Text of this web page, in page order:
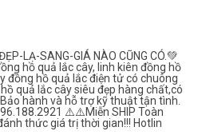
LẠ-SANG-GIÁ NÀO CŨNG CÓ.💚
hồ quả lắc cây, linh kiên đồng hồ
đồng hồ quả lắc điện tử có chuông
quả lắc cây siêu đẹp hàng chất,có
hành và hỗ trợ kỹ thuật tận tình.
⚠️⚠️Miễn SHIP Toàn
thức giá trị thời gian!!! Hotlin